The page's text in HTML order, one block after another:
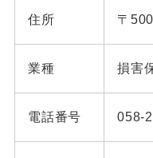
住所 〒
業種 損害
電話番号 058-